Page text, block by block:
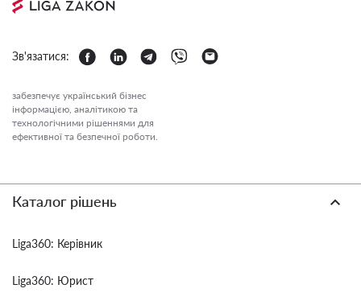
Зв'язатися:
забезпечує український бізнес
інформацією, аналітикою та
технологічними рішеннями для
ефективної та безпечної роботи.
Каталог рішень
Liga360: Керівник
Liga360: Юрист